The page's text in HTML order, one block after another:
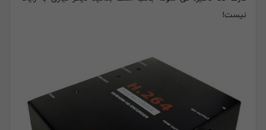
نیست!